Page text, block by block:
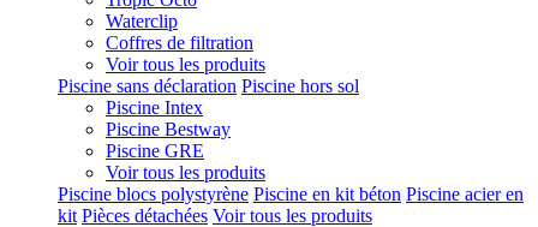
Waterclip
Coffres de filtration
Voir tous les produits
Piscine sans déclaration Piscine hors sol
Piscine Intex
Piscine Bestway
Piscine GRE
Voir tous les produits
Piscine blocs polystyrène Piscine en kit béton Piscine acier en
kit Pièces détachées Voir tous les produits